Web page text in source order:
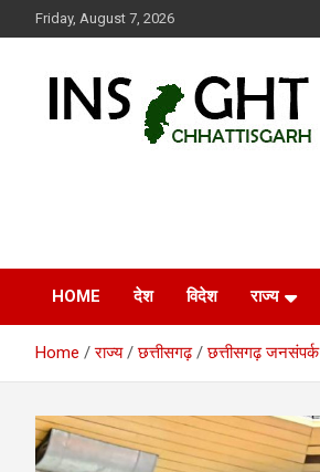
to
Friday, August 7, 2026
HOME देश विदेश राज्य
Home राज्य छत्तीसगढ़ छत्तीसगढ़ जनसंपर्क